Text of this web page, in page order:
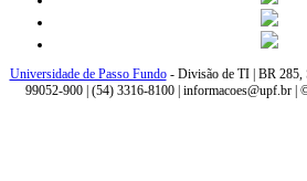
Universidade de Passo Fundo- Divisão de TI | BR 285,
99052-900 | (54) 3316-8100 | informacoes@upf.br |